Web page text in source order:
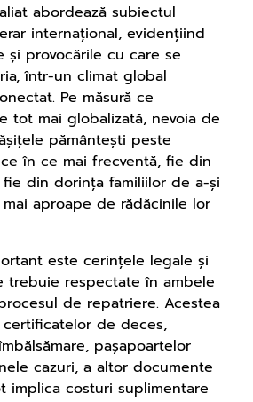
abordează subiectul
internațional, evidențiind
și provocările cu care se
într-un climat global
Pe măsură ce
tot mai globalizată, nevoia de
pământești peste
în ce mai frecventă, fie din
din dorința familiilor de a-și
aproape de rădăcinile lor
este cerințele legale și
trebuie respectate în ambele
de repatriere. Acestea
de deces,
pașapoartelor
cazuri, a altor documente
implica costuri suplimentare